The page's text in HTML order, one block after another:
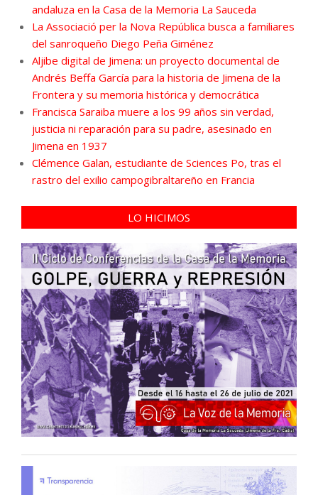
andaluza en la Casa de la Memoria La Sauceda
La Associació per la Nova República busca a familiares
del sanroqueño Diego Peña Giménez
Aljibe digital de Jimena: un proyecto documental de
Andrés Beffa García para la historia de Jimena de la
Frontera y su memoria histórica y democrática
Francisca Saraiba muere a los 99 años sin verdad,
justicia ni reparación para su padre, asesinado en
Jimena en 1937
Clémence Galan, estudiante de Sciences Po, tras el
rastro del exilio campogibraltareño en Francia
LO HICIMOS